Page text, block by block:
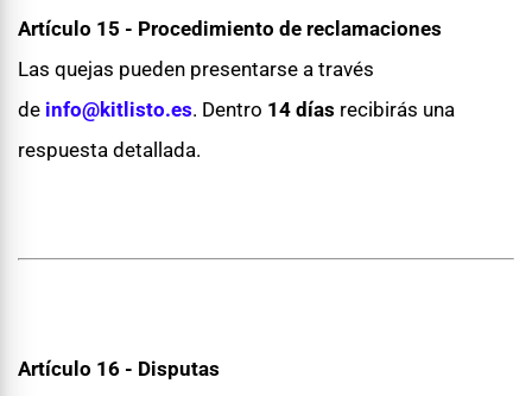
Artículo 15 - Procedimiento de reclamaciones
Las quejas pueden presentarse a través
de info@kitlisto.es. Dentro 14 días recibirás una
respuesta detallada.
Artículo 16 - Disputas